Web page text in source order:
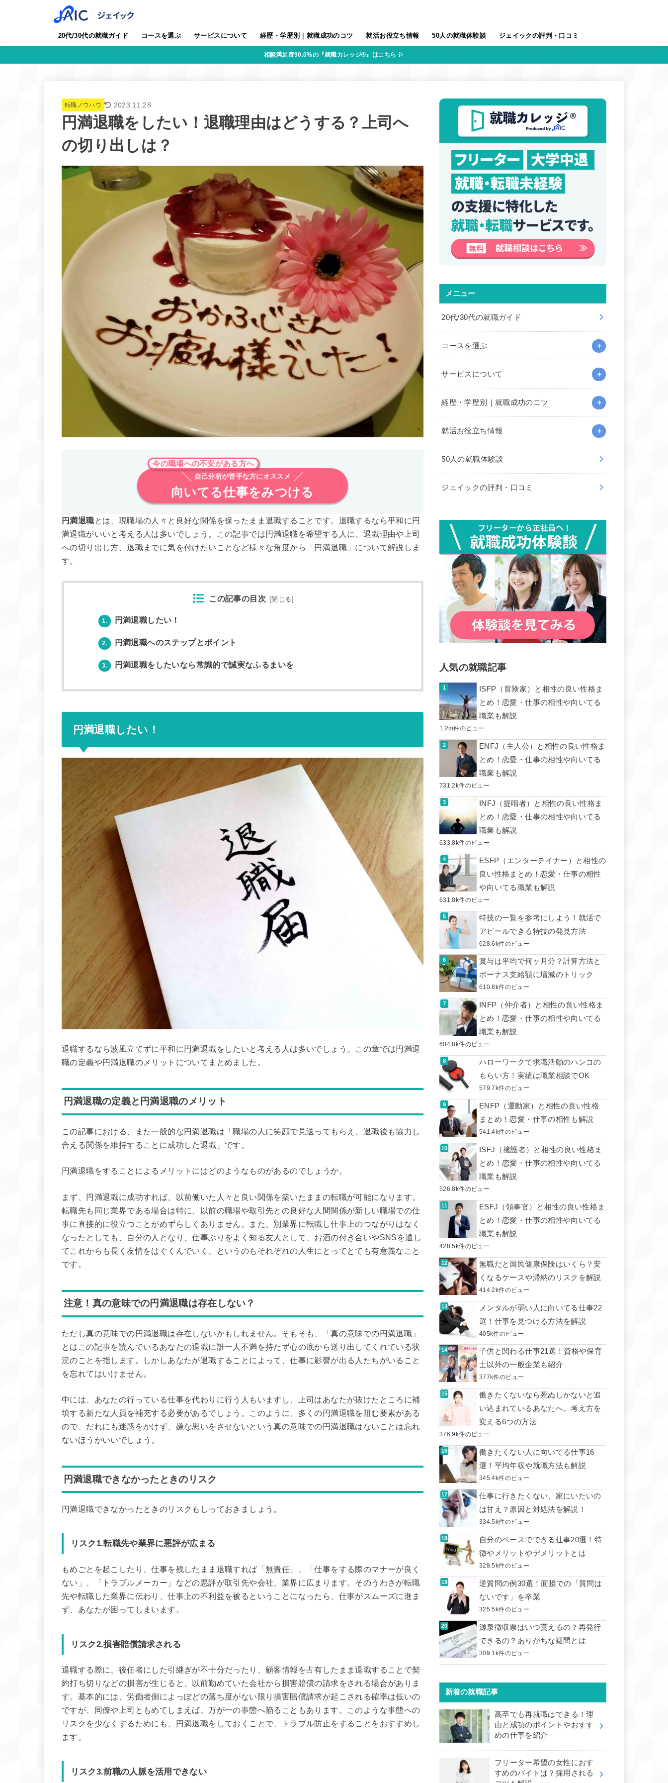
20代/30代の就職ガイド コースを選ぶ サービスについて 経歴・学歴別｜就職成功のコツ 就活お役立ち情報 50人の就職体験談 ジェイックの評判・口コミ
相談満足度90.0%の『就職カレッジ®』はこちら ▷
転職ノウハウ 2023.11.28
円満退職をしたい！退職理由はどうする？上司へ
の切り出しは？
今の職場への不安がある方へ
自己分析が苦手な方にオススメ
向いてる仕事をみつける
円満退職とは、現職場の人々と良好な関係を保ったまま退職することです。退職するなら平和に円
満退職がいいと考える人は多いでしょう。この記事では円満退職を希望する人に、退職理由や上司
への切り出し方、退職までに気を付けたいことなど様々な角度から「円満退職」について解説しま
す。
この記事の目次 [閉じる]
1. 円満退職したい！
2. 円満退職へのステップとポイント
3. 円満退職をしたいなら常識的で誠実なふるまいを
円満退職したい！
退職するなら波風立てずに平和に円満退職をしたいと考える人は多いでしょう。この章では円満退
職の定義や円満退職のメリットについてまとめました。
円満退職の定義と円満退職のメリット
この記事における、また一般的な円満退職は「職場の人に笑顔で見送ってもらえ、退職後も協力し
合える関係を維持することに成功した退職」です。
円満退職をすることによるメリットにはどのようなものがあるのでしょうか。
まず、円満退職に成功すれば、以前働いた人々と良い関係を築いたままの転職が可能になります。
転職先も同じ業界である場合は特に、以前の職場や取引先との良好な人間関係が新しい職場での仕
事に直接的に役立つことがめずらしくありません。また、別業界に転職し仕事上のつながりはなく
なったとしても、自分の人となり、仕事ぶりをよく知る友人として、お酒の付き合いやSNSを通し
てこれからも長く友情をはぐくんでいく、というのもそれぞれの人生にとってとても有意義なこと
です。
注意！真の意味での円満退職は存在しない？
ただし真の意味での円満退職は存在しないかもしれません。そもそも、「真の意味での円満退職」
とはこの記事を読んでいるあなたの退職に誰一人不満を持たず心の底から送り出してくれている状
況のことを指します。しかしあなたが退職することによって、仕事に影響が出る人たちがいること
を忘れてはいけません。
中には、あなたの行っている仕事を代わりに行う人もいますし、上司はあなたが抜けたところに補
填する新たな人員を補充する必要があるでしょう。このように、多くの円満退職を阻む要素がある
ので、だれにも迷惑をかけず、嫌な思いをさせないという真の意味での円満退職はないことは忘れ
ないほうがいいでしょう。
円満退職できなかったときのリスク
円満退職できなかったときのリスクもしっておきましょう。
リスク1.転職先や業界に悪評が広まる
もめごとを起こしたり、仕事を残したまま退職すれば「無責任」、「仕事をする際のマナーが良く
ない」、「トラブルメーカー」などの悪評が取引先や会社、業界に広まります。そのうわさが転職
先や転職した業界に伝わり、仕事上の不利益を被るということになったら、仕事がスムーズに進ま
ず、あなたが困ってしまいます。
リスク2.損害賠償請求される
退職する際に、後任者にした引継ぎが不十分だったり、顧客情報を占有したまま退職することで契
約打ち切りなどの損害が生じると、以前勤めていた会社から損害賠償の請求をされる場合がありま
す。基本的には、労働者側によっぽどの落ち度がない限り損害賠償請求が起こされる確率は低いの
ですが、同僚や上司ともめてしまえば、万が一の事態へ陥ることもあります。このような事態への
リスクを少なくするためにも、円満退職をしておくことで、トラブル防止をすることをおすすめし
ます。
リスク3.前職の人脈を活用できない
メニュー
20代/30代の就職ガイド
コースを選ぶ
サービスについて
経歴・学歴別｜就職成功のコツ
就活お役立ち情報
50人の就職体験談
ジェイックの評判・口コミ
人気の就職記事
ISFP（冒険家）と相性の良い性格ま
とめ！恋愛・仕事の相性や向いてる
職業も解説
1.2m件のビュー
ENFJ（主人公）と相性の良い性格ま
とめ！恋愛・仕事の相性や向いてる
職業も解説
731.2k件のビュー
INFJ（提唱者）と相性の良い性格ま
とめ！恋愛・仕事の相性や向いてる
職業も解説
633.8k件のビュー
ESFP（エンターテイナー）と相性の
良い性格まとめ！恋愛・仕事の相性
や向いてる職業も解説
631.8k件のビュー
特技の一覧を参考にしよう！就活で
アピールできる特技の発見方法
628.6k件のビュー
賞与は平均で何ヶ月分？計算方法と
ボーナス支給額に増減のトリック
610.8k件のビュー
INFP（仲介者）と相性の良い性格ま
とめ！恋愛・仕事の相性や向いてる
職業も解説
604.8k件のビュー
ハローワークで求職活動のハンコの
もらい方！実績は職業相談でOK
579.7k件のビュー
ENFP（運動家）と相性の良い性格
まとめ！恋愛・仕事の相性も解説
541.4k件のビュー
ISFJ（擁護者）と相性の良い性格ま
とめ！恋愛・仕事の相性や向いてる
職業も解説
526.8k件のビュー
ESFJ（領事官）と相性の良い性格ま
とめ！恋愛・仕事の相性や向いてる
職業も解説
428.5k件のビュー
無職だと国民健康保険はいくら？安
くなるケースや滞納のリスクを解説
414.2k件のビュー
メンタルが弱い人に向いてる仕事22
選！仕事を見つける方法を解説
405k件のビュー
子供と関わる仕事21選！資格や保育
士以外の一般企業も紹介
377k件のビュー
働きたくないなら死ぬしかないと追
い込まれているあなたへ。考え方を
変える6つの方法
376.9k件のビュー
働きたくない人に向いてる仕事16
選！平均年収や就職方法も解説
345.4k件のビュー
仕事に行きたくない、家にいたいの
は甘え？原因と対処法を解説！
334.5k件のビュー
自分のペースでできる仕事20選！特
徴やメリットやデメリットとは
328.5k件のビュー
逆質問の例30選！面接での「質問は
ないです」を卒業
325.5k件のビュー
源泉徴収票はいつ貰えるの？再発行
できるの？ありがちな疑問とは
309.1k件のビュー
新着の就職記事
高卒でも再就職はできる！理
由と成功のポイントやおすす
めの仕事を紹介
フリーター希望の女性におす
すめのバイトは？採用される